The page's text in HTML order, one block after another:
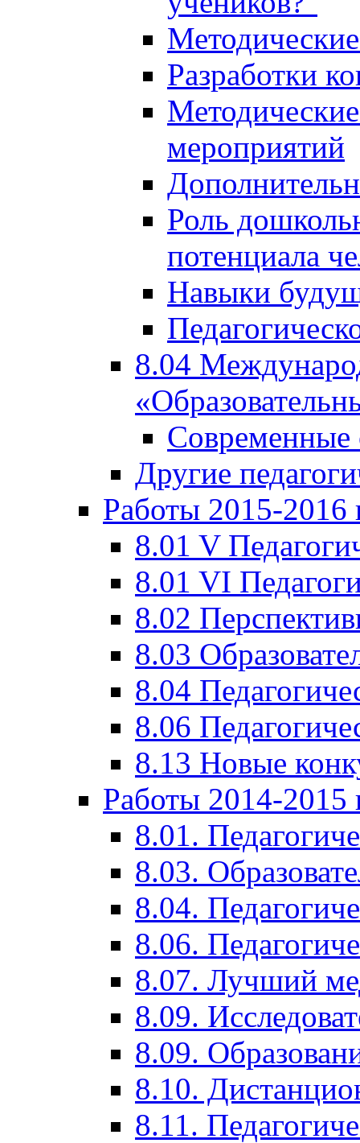
Разработки
мероприятий
Роль
потенциала
Навыки
8.04
Современные
Другие
Работы 2015-2016
8.01 V
8.01 VI
8.02
8.03
8.04
8.06
8.13 Новые
Работы 2014-2015
8.01.
8.03.
8.04.
8.06.
8.07. Лучший
8.09.
8.09.
8.10.
8.11.